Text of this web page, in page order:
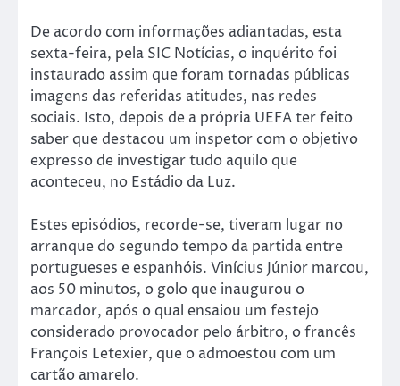
De acordo com informações adiantadas, esta
sexta-feira, pela SIC Notícias, o inquérito foi
instaurado assim que foram tornadas públicas
imagens das referidas atitudes, nas redes
sociais. Isto, depois de a própria UEFA ter feito
saber que destacou um inspetor com o objetivo
expresso de investigar tudo aquilo que
aconteceu, no Estádio da Luz.
Estes episódios, recorde-se, tiveram lugar no
arranque do segundo tempo da partida entre
portugueses e espanhóis. Vinícius Júnior marcou,
aos 50 minutos, o golo que inaugurou o
marcador, após o qual ensaiou um festejo
considerado provocador pelo árbitro, o francês
François Letexier, que o admoestou com um
cartão amarelo.